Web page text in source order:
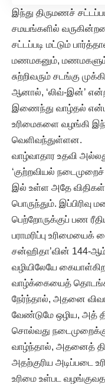
இந்து திருமணச்
சமயங்களில்
சட்டப்படி மட்டும்
மணமகனும், மணமகளும்
சுற்றிவரும் சடங்கு
ஆனால், ‘லிவ்-இன்’
இணைந்து வாழ்தல்
உரிமைகளை வழங்கி
வெளிவந்துள்ளன.
வாழ்வாதார உதவி
‘குற்றவியல் நடைமுறைச்
இல் உள்ள அதே
பொருந்தும்.
பெற்றோருக்குப் பண
பராமரிப்பு உரிமையைக்
சன்ஹிதா’வின் 144-ஆம்
வழியிலேயே
வாழ்க்கையைத்
நேர்ந்தால், அதனை
வேண்டுமே ஒழிய, அத்
சொல்வது
வாழ்ந்தால், அதனைத்
அதற்குரிய அடிப்படை
உரிமை உள்பட